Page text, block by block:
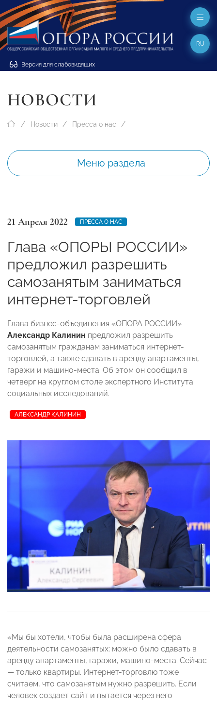
Версия для слабовидящих
RU
НОВОСТИ
Новости Пресса о нас
Меню раздела
21 Апреля 2022 ПРЕССА О НАС
Глава «ОПОРЫ РОССИИ»
предложил разрешить
самозанятым заниматься
интернет-торговлей
Глава бизнес-объединения «ОПОРА РОССИИ»
Александр Калинин предложил разрешить
самозанятым гражданам заниматься интернет-
торговлей, а также сдавать в аренду апартаменты,
гаражи и машино-места. Об этом он сообщил в
четверг на круглом столе экспертного Института
социальных исследований.
АЛЕКСАНДР КАЛИНИН
«Мы бы хотели, чтобы была расширена сфера
деятельности самозанятых: можно было сдавать в
аренду апартаменты, гаражи, машино-места. Сейчас
— только квартиры. Интернет-торговлю тоже
считаем, что самозанятым нужно разрешить. Если
человек создает сайт и пытается через него